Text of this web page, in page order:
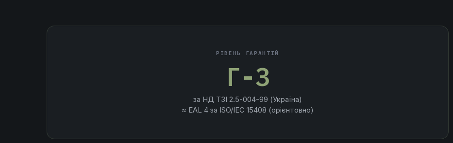
РІВЕНЬ ГАРАНТІЙ
Г-3
за НД ТЗІ 2.5-004-99 (Україна)
≈ EAL 4 за ISO/IEC 15408 (орієнтовно)